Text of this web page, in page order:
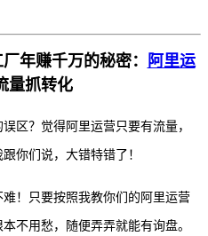
年赚千万的秘密：
阿里运
量抓转化
区？觉得阿里运营只要有流量，
你们说，大错特错了！
！只要按照我教你们的阿里运营
不用愁，随便弄弄就能有询盘。